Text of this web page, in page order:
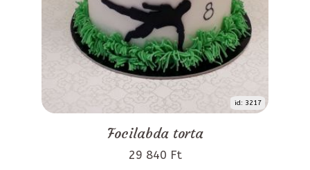
id: 3217
Focilabda torta
29 840 Ft